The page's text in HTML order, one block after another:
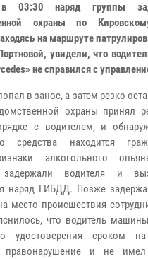
03:30 наряд группы
охраны по
на маршруте
увидели, что
не справился с
в занос, а затем резко
охраны принял
с водителем, и
средства находится
алкогольного
задержали водителя и
наряд ГИБДД. Позже
место происшествия
что водитель
удостоверения сроком
правонарушение и не